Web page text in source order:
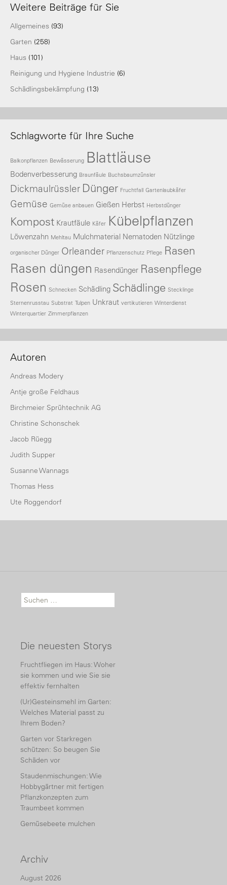
Weitere Beiträge für Sie
Allgemeines (93)
Garten (258)
Haus (101)
Reinigung und Hygiene Industrie (6)
Schädlingsbekämpfung (13)
Schlagworte für Ihre Suche
Balkonpflanzen Bewässerung Blattläuse
Bodenverbesserung Braunfäule Buchsbaumzünsler
Dickmaulrüssler Dünger Fruchtfall Gartenlaubkäfer
Gemüse Gemüse anbauen Gießen Herbst Herbstdünger
Kompost Krautfäule Käfer Kübelpflanzen
Löwenzahn Mehltau Mulchmaterial Nematoden Nützlinge
organischer Dünger Orleander Pflanzenschutz Pflege Rasen
Rasen düngen Rasendünger Rasenpflege
Rosen Schnecken Schädling Schädlinge Stecklinge
Sternenrusstau Substrat Tulpen Unkraut vertikutieren Winterdienst
Winterquartier Zimmerpflanzen
Autoren
Andreas Modery
Antje große Feldhaus
Birchmeier Sprühtechnik AG
Christine Schonschek
Jacob Rüegg
Judith Supper
Susanne Wannags
Thomas Hess
Ute Roggendorf
Suche nach:
Die neuesten Storys
Fruchtfliegen im Haus: Woher
sie kommen und wie Sie sie
effektiv fernhalten
(Ur)Gesteinsmehl im Garten:
Welches Material passt zu
Ihrem Boden?
Garten vor Starkregen
schützen: So beugen Sie
Schäden vor
Staudenmischungen: Wie
Hobbygärtner mit fertigen
Pflanzkonzepten zum
Traumbeet kommen
Gemüsebeete mulchen
Archiv
August 2026